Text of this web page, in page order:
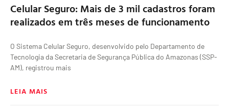
Celular Seguro: Mais de 3 mil cadastros foram
realizados em três meses de funcionamento
O Sistema Celular Seguro, desenvolvido pelo Departamento de
Tecnologia da Secretaria de Segurança Pública do Amazonas (SSP-
AM), registrou mais
LEIA MAIS